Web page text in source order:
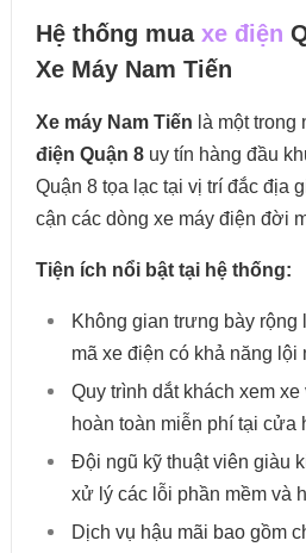
Hệ thống mua xe điện
Xe Máy Nam Tiến
Xe máy Nam Tiến là một
điện Quận 8uy tín hàng đầu
Quận 8 tọa lạc tại vị trí đắc địa
cận các dòng xe máy điện đời
Tiện ích nổi bật tại hệ thống:
Không gian trưng bày
mã xe điện có khả năng lội
Quy trình dắt khách xem
hoàn toàn miễn phí tại cửa
Đội ngũ kỹ thuật viên giàu
xử lý các lỗi phần mềm và
Dịch vụ hậu mãi bao gồm